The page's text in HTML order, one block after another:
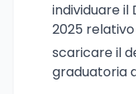
individuare il
2025 relativo
scaricare il
graduatoria